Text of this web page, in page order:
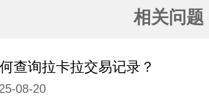
相关问题
查询拉卡拉交易记录？
08-20